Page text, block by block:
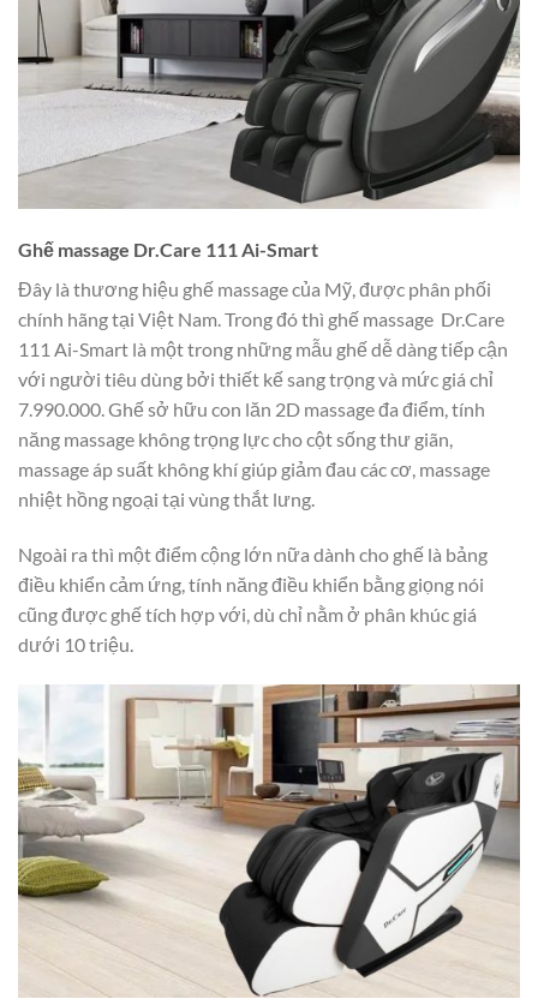
Ghế massage Dr.Care 111 Ai-Smart
Đây là thương hiệu ghế massage của Mỹ, được phân phối
chính hãng tại Việt Nam. Trong đó thì ghế massage Dr.Care
111 Ai-Smart là một trong những mẫu ghế dễ dàng tiếp cận
với người tiêu dùng bởi thiết kế sang trọng và mức giá chỉ
7.990.000. Ghế sở hữu con lăn 2D massage đa điểm, tính
năng massage không trọng lực cho cột sống thư giãn,
massage áp suất không khí giúp giảm đau các cơ, massage
nhiệt hồng ngoại tại vùng thắt lưng.
Ngoài ra thì một điểm cộng lớn nữa dành cho ghế là bảng
điều khiển cảm ứng, tính năng điều khiển bằng giọng nói
cũng được ghế tích hợp với, dù chỉ nằm ở phân khúc giá
dưới 10 triệu.